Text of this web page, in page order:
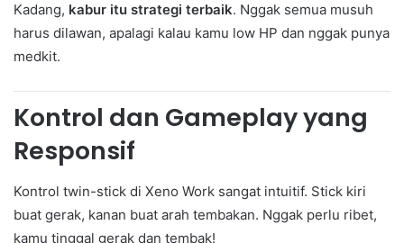
Kadang, kabur itu strategi terbaik. Nggak semua musuh
harus dilawan, apalagi kalau kamu low HP dan nggak punya
medkit.
Kontrol dan Gameplay yang
Responsif
Kontrol twin-stick di Xeno Work sangat intuitif. Stick kiri
buat gerak, kanan buat arah tembakan. Nggak perlu ribet,
kamu tinggal gerak dan tembak!